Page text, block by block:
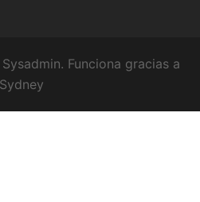
Funciona gracias a
Sydney